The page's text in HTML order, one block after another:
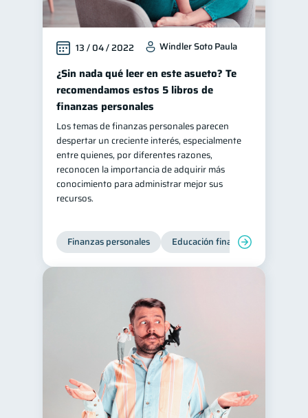
Finanzas Personales 1
Información financiera
Salud mental 1
Retiro 1 Doble sueldo 1
Gasto responsable 1
información financiera 1
13 / 04 / 2022 Windler Soto Paula
¿Sin nada qué leer en este asueto? Te
recomendamos estos 5 libros de
finanzas personales
Los temas de finanzas personales parecen
despertar un creciente interés, especialmente
entre quienes, por diferentes razones,
reconocen la importancia de adquirir más
conocimiento para administrar mejor sus
recursos.
Finanzas personales Educación financiera